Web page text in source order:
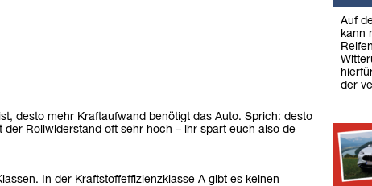
desto mehr Kraftaufwand benötigt das Auto. Sprich: desto
Rollwiderstand oft sehr hoch – ihr spart euch also de
In der Kraftstoffeffizienzklasse A gibt es keinen
Auf
kann
der